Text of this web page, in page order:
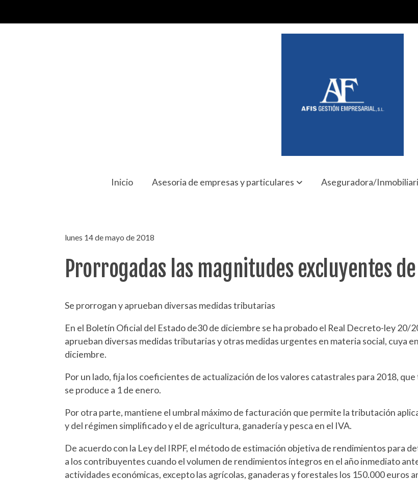
Inicio Asesoria de empresas y particulares Aseguradora/
lunes 14 de mayo de 2018
Prorrogadas las magnitudes excluyentes
Se prorrogan y aprueban diversas medidas tributarias
En el Boletín Oficial del Estado de30 de diciembre se ha probado el Real Decreto-ley 20/
aprueban diversas medidas tributarias y otras medidas urgentes en materia social, cuya
diciembre.
Por un lado, fija los coeficientes de actualización de los valores catastrales para 2018,
se produce a 1 de enero.
Por otra parte, mantiene el umbral máximo de facturación que permite la tributación
y del régimen simplificado y el de agricultura, ganadería y pesca en el IVA.
De acuerdo con la Ley del IRPF, el método de estimación objetiva de rendimientos para
a los contribuyentes cuando el volumen de rendimientos íntegros en el año inmediato
actividades económicas, excepto las agrícolas, ganaderas y forestales los 150.000 euros